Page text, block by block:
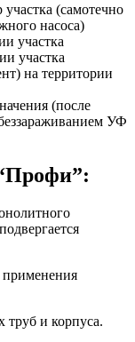
(самотечно
насоса)
участка
участка
на территории
(после
УФ
применения
труб и корпуса.